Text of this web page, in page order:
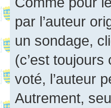
par l’auteur
un sondage,
(c’est
voté, l’auteur
Autrement,